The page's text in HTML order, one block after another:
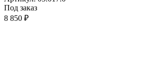
Под заказ
8 850 ₽